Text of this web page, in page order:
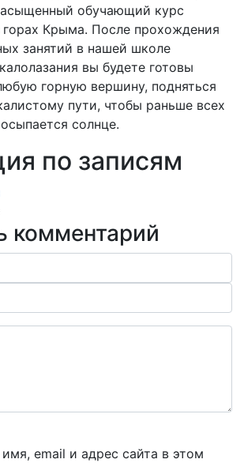
обучающий курс
горах Крыма. После прохождения
занятий в нашей школе
вы будете готовы
горную вершину, подняться
пути, чтобы раньше всех
солнце.
по записям
комментарий
email и адрес сайта в этом